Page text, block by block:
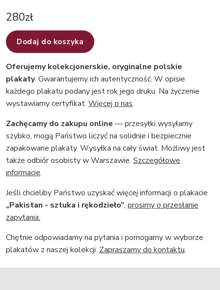
280zł
Dodaj do koszyka
Oferujemy kolekcjonerskie, oryginalne polskie
plakaty. Gwarantujemy ich autentyczność. W opisie
każdego plakatu podany jest rok jego druku. Na życzenie
wystawiamy certyfikat. Więcej o nas.
Zachęcamy do zakupu online — przesyłki wysyłamy
szybko, mogą Państwo liczyć na solidnie i bezpiecznie
zapakowane plakaty. Wysyłka na cały świat. Możliwy jest
także odbiór osobisty w Warszawie. Szczegółowe
informacje.
Jeśli chcieliby Państwo uzyskać więcej informacji o plakacie
„Pakistan - sztuka i rękodzieło”, prosimy o przesłanie
zapytania.
Chętnie odpowiadamy na pytania i pomogamy w wyborze
plakatów z naszej kolekcji. Zapraszamy do kontaktu.